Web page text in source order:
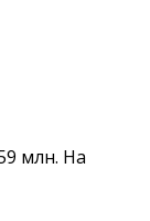
млн. На